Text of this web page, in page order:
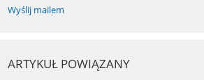
Wyślij mailem
ARTYKUŁ POWIĄZANY